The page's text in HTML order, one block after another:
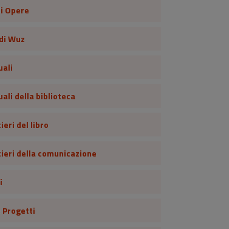
Opere
Wuz
della biblioteca
del libro
della comunicazione
Progetti